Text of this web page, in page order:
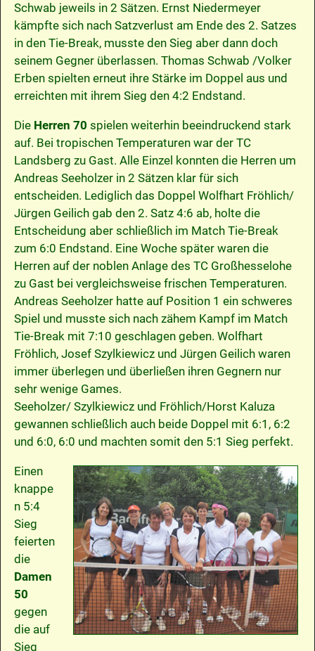
Schwab jeweils in 2 Sätzen. Ernst Niedermeyer
kämpfte sich nach Satzverlust am Ende des 2. Satzes
in den Tie-Break, musste den Sieg aber dann doch
seinem Gegner überlassen. Thomas Schwab /Volker
Erben spielten erneut ihre Stärke im Doppel aus und
erreichten mit ihrem Sieg den 4:2 Endstand.
Die Herren 70 spielen weiterhin beeindruckend stark
auf. Bei tropischen Temperaturen war der TC
Landsberg zu Gast. Alle Einzel konnten die Herren um
Andreas Seeholzer in 2 Sätzen klar für sich
entscheiden. Lediglich das Doppel Wolfhart Fröhlich/
Jürgen Geilich gab den 2. Satz 4:6 ab, holte die
Entscheidung aber schließlich im Match Tie-Break
zum 6:0 Endstand. Eine Woche später waren die
Herren auf der noblen Anlage des TC Großhesselohe
zu Gast bei vergleichsweise frischen Temperaturen.
Andreas Seeholzer hatte auf Position 1 ein schweres
Spiel und musste sich nach zähem Kampf im Match
Tie-Break mit 7:10 geschlagen geben. Wolfhart
Fröhlich, Josef Szylkiewicz und Jürgen Geilich waren
immer überlegen und überließen ihren Gegnern nur
sehr wenige Games.
Seeholzer/ Szylkiewicz und Fröhlich/Horst Kaluza
gewannen schließlich auch beide Doppel mit 6:1, 6:2
und 6:0, 6:0 und machten somit den 5:1 Sieg perfekt.
Einen
knappe
n 5:4
Sieg
feierten
die
Damen
50
gegen
die auf
Sieg